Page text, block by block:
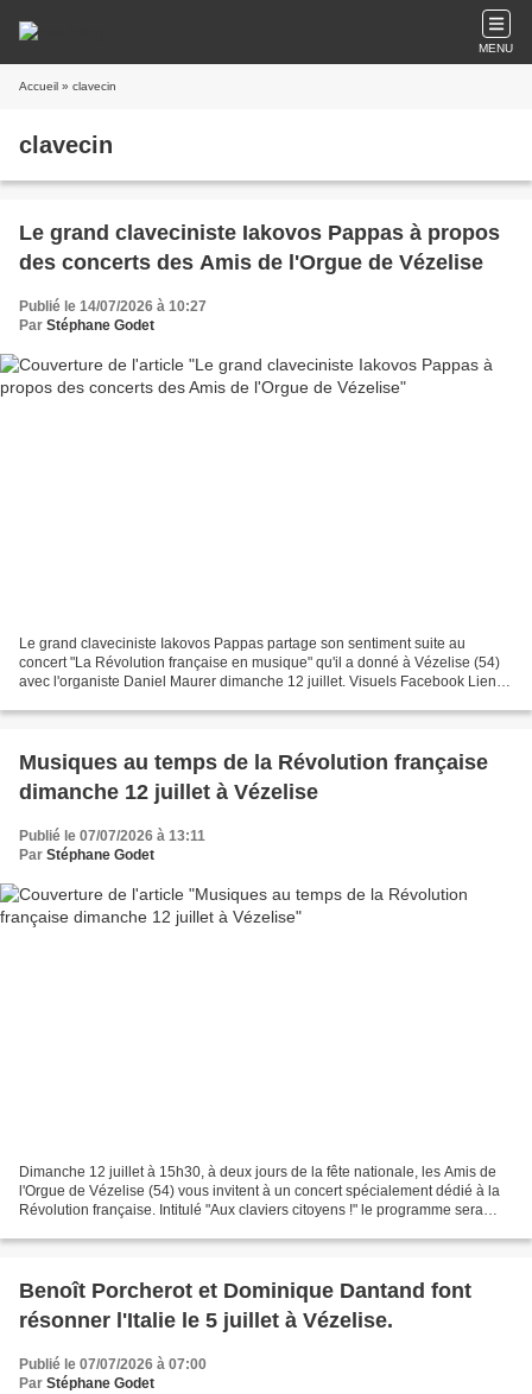
MENU
Accueil » clavecin
clavecin
Le grand claveciniste Iakovos Pappas à propos
des concerts des Amis de l'Orgue de Vézelise
Publié le 14/07/2026 à 10:27
Par Stéphane Godet
Le grand claveciniste Iakovos Pappas partage son sentiment suite au
concert "La Révolution française en musique" qu'il a donné à Vézelise (54)
avec l'organiste Daniel Maurer dimanche 12 juillet. Visuels Facebook Lien
Musiques au temps de la Révolution française
dimanche 12 juillet à Vézelise
Publié le 07/07/2026 à 13:11
Par Stéphane Godet
Dimanche 12 juillet à 15h30, à deux jours de la fête nationale, les Amis de
l'Orgue de Vézelise (54) vous invitent à un concert spécialement dédié à la
Révolution française. Intitulé "Aux claviers citoyens !" le programme sera
Benoît Porcherot et Dominique Dantand font
résonner l'Italie le 5 juillet à Vézelise.
Publié le 07/07/2026 à 07:00
Par Stéphane Godet